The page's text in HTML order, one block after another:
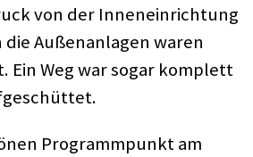
von der Inneneinrichtung
Außenanlagen waren
Ein Weg war sogar komplett
Programmpunkt am